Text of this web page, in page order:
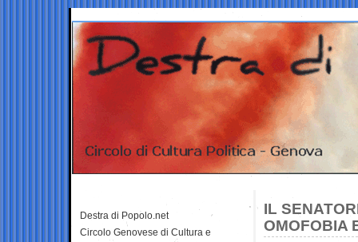
IL
OMOFOBIA
Destra di Popolo.net
Circolo Genovese di Cultura e